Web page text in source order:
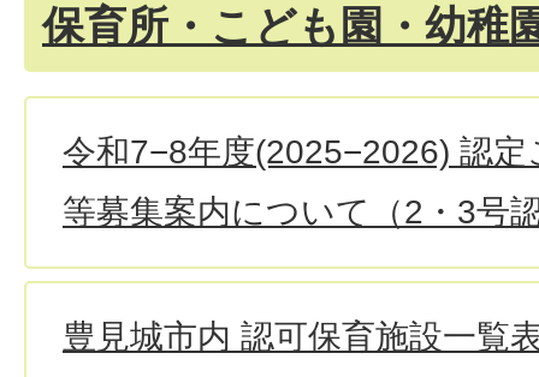
保育所・こども園・幼稚
令和7−8年度(2025−2026) 認
等募集案内について（2・3号
豊見城市内 認可保育施設一覧